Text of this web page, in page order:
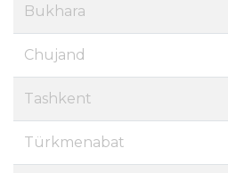
Bukhara
Chujand
Tashkent
Türkmenabat